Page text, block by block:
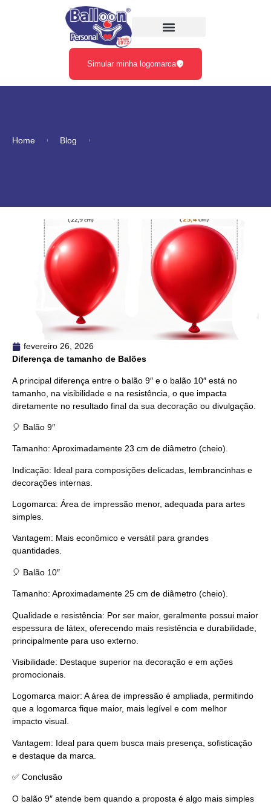
Simular minha logomarca
Home Blog
fevereiro 26, 2026
Diferença de tamanho de Balões
A principal diferença entre o balão 9″ e o balão 10″ está no
tamanho, na visibilidade e na resistência, o que impacta
diretamente no resultado final da sua decoração ou divulgação.
🎈 Balão 9″
Tamanho: Aproximadamente 23 cm de diâmetro (cheio).
Indicação: Ideal para composições delicadas, lembrancinhas e
decorações internas.
Logomarca: Área de impressão menor, adequada para artes
simples.
Vantagem: Mais econômico e versátil para grandes
quantidades.
🎈 Balão 10″
Tamanho: Aproximadamente 25 cm de diâmetro (cheio).
Qualidade e resistência: Por ser maior, geralmente possui maior
espessura de látex, oferecendo mais resistência e durabilidade,
principalmente para uso externo.
Visibilidade: Destaque superior na decoração e em ações
promocionais.
Logomarca maior: A área de impressão é ampliada, permitindo
que a logomarca fique maior, mais legível e com melhor
impacto visual.
Vantagem: Ideal para quem busca mais presença, sofisticação
e destaque da marca.
✅ Conclusão
O balão 9″ atende bem quando a proposta é algo mais simples